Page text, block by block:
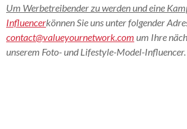
Um Werbetreibender zu werden und eine
Influencerkönnen Sie uns unter folgender
contact@valueyournetwork.com um Ihre
unserem Foto- und Lifestyle-Model-Influencer.